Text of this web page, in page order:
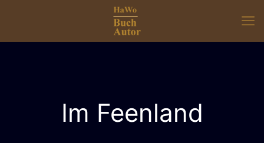
Im Feenland